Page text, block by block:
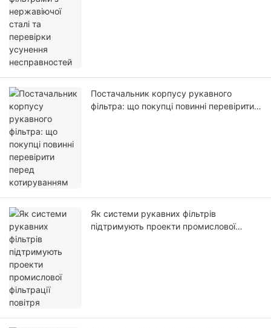
Постачальник корпусу рукавного
фільтра: що покупці повинні перевірити
Як системи рукавних фільтрів
підтримують проекти промислової